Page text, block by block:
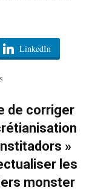
LinkedIn
de corriger
»
les
monster